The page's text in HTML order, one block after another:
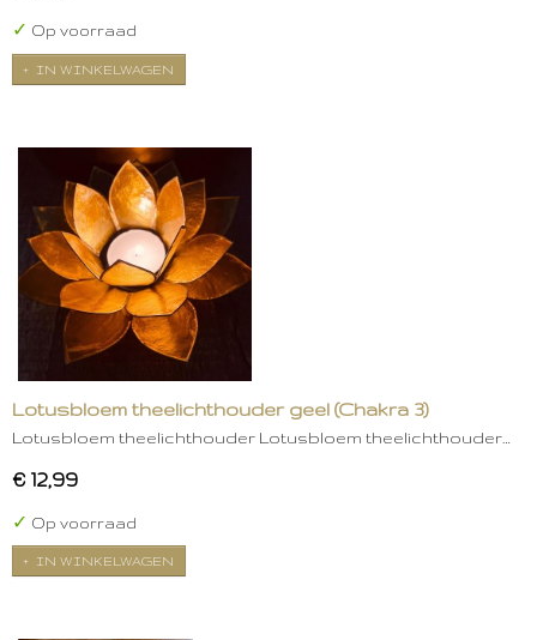
✓ Op voorraad
IN WINKELWAGEN
Lotusbloem theelichthouder geel (Chakra 3)
Lotusbloem theelichthouder Lotusbloem theelichthouder…
€ 12,99
✓ Op voorraad
IN WINKELWAGEN